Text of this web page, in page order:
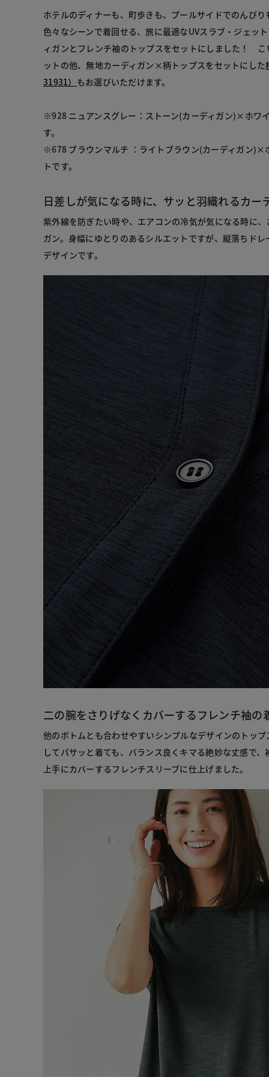
ホテルのディナーも、町歩きも、プールサイドでのんび
色々なシーンで着回せる、旅に最適なUVスラブ・ジェッ
ィガンとフレンチ袖のトップスをセットにしました！
ットの他、無地カーディガン×柄トップスをセットにした
31931） もお選びいただけます。
※928 ニュアンスグレー：ストーン(カーディガン)×ホワ
す。
※678 ブラウンマルチ ：ライトブラウン(カーディガン)×
トです。
日差しが気になる時に、サッと羽織れるカー
紫外線を防ぎたい時や、エアコンの冷気が気になる時に
ガン。身幅にゆとりのあるシルエットですが、縦落ちド
デザインです。
二の腕をさりげなくカバーするフレンチ袖の
他のボトムとも合わせやすいシンプルなデザインのトッ
してパサッと着ても、バランス良くキマる絶妙な丈感で
上手にカバーするフレンチスリーブに仕上げました。